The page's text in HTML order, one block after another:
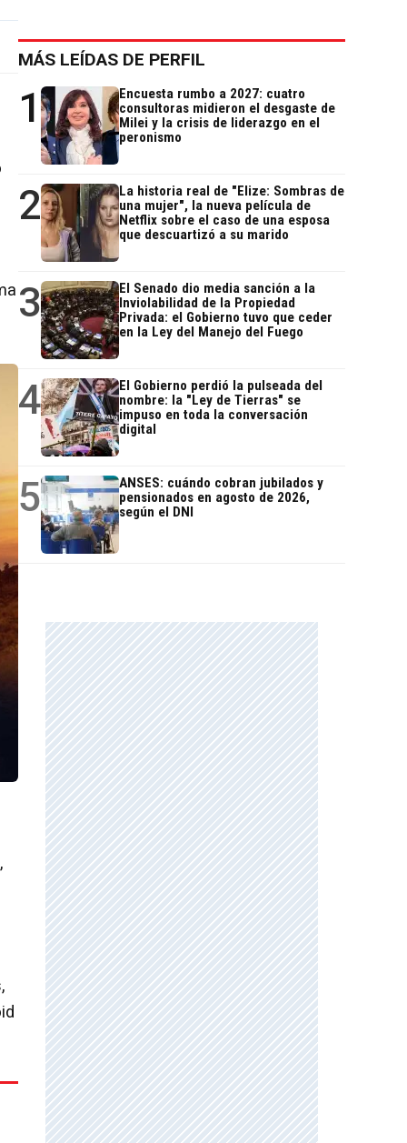
MÁS LEÍDAS DE PERFIL
1
Encuesta rumbo a 2027: cuatro
consultoras midieron el desgaste de
Milei y la crisis de liderazgo en el
peronismo
2
La historia real de "Elize: Sombras de
una mujer", la nueva película de
Netflix sobre el caso de una esposa
que descuartizó a su marido
3
El Senado dio media sanción a la
Inviolabilidad de la Propiedad
Privada: el Gobierno tuvo que ceder
en la Ley del Manejo del Fuego
4
El Gobierno perdió la pulseada del
nombre: la "Ley de Tierras" se
impuso en toda la conversación
digital
5
ANSES: cuándo cobran jubilados y
pensionados en agosto de 2026,
según el DNI